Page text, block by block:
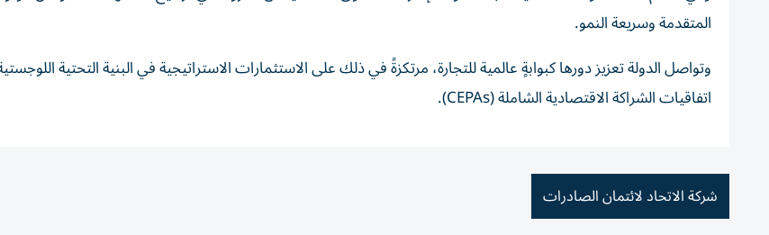
المتقدمة وسريعة النمو.
وتواصل الدولة تعزيز دورها كبوابةٍ عالمية للتجارة، مرتكزةً في ذلك على الاستثمارات الاستراتيجية في البنية التحتية
اتفاقيات الشراكة الاقتصادية الشاملة (CEPAs).
شركة الاتحاد لائتمان الصادرات